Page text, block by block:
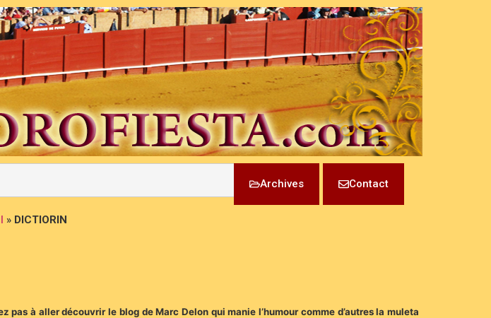
Archives Contact
» DICTIORIN
à aller découvrir le blog de Marc Delon qui manie l’humour comme d’autres la muleta